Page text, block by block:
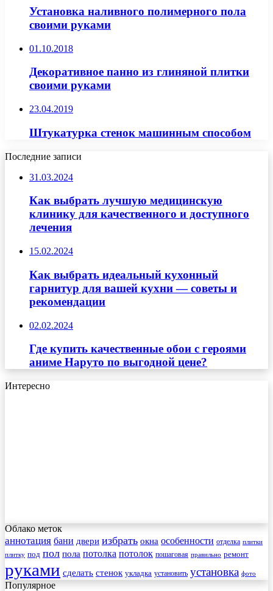
Установка наливного полимерного пола
своими руками
01.10.2018
Декоративное панно из глиняной плитки
своими руками
23.04.2019
Штукатурка стенок машинным способом
Последние записи
31.03.2024
Как выбрать лучшую медицинскую
клинику для качественного и доступного
лечения
15.02.2024
Как выбрать идеальный кухонный
гарнитур для вашей кухни — советы и
рекомендации
02.02.2024
Где купить качественные обои с героями
аниме Наруто по выгодной цене?
Интересно
Облако меток
аннотация бани двери избрать окна особенности отделка плитки
плитку под пол пола потолка потолок пошаговая правильно ремонт
руками сделать стенок укладка установить установка фото
Популярное